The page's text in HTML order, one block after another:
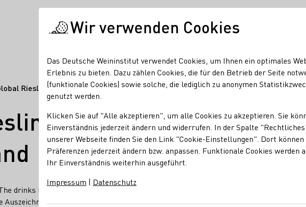
Riesling Masters: Goldmedaillen für Deutschland
Masters:
drinks business" - eine der bedeutendsten Wein-Publikationen - verlieh vier
Auszeichnung im Rahmen ihres Wettbewerbs "Global Riesling Masters 2022".
Wir verwenden Cookies
Das Deutsche Weininstitut verwendet Cookies, um Ihnen ein optimales
Erlebnis zu bieten. Dazu zählen Cookies, die für den Betrieb der Seite
(funktionale Cookies) sowie solche, die lediglich zu anonymen
genutzt werden.
Klicken Sie auf "Alle akzeptieren", um alle Cookies zu akzeptieren. Sie
Einverständnis jederzeit ändern und widerrufen. In der Spalte
unserer Webseite finden Sie den Link "Cookie-Einstellungen". Dort können
Präferenzen jederzeit ändern bzw. anpassen. Funktionale Cookies werden
Ihr Einverständnis weiterhin ausgeführt.
Impressum | Datenschutz